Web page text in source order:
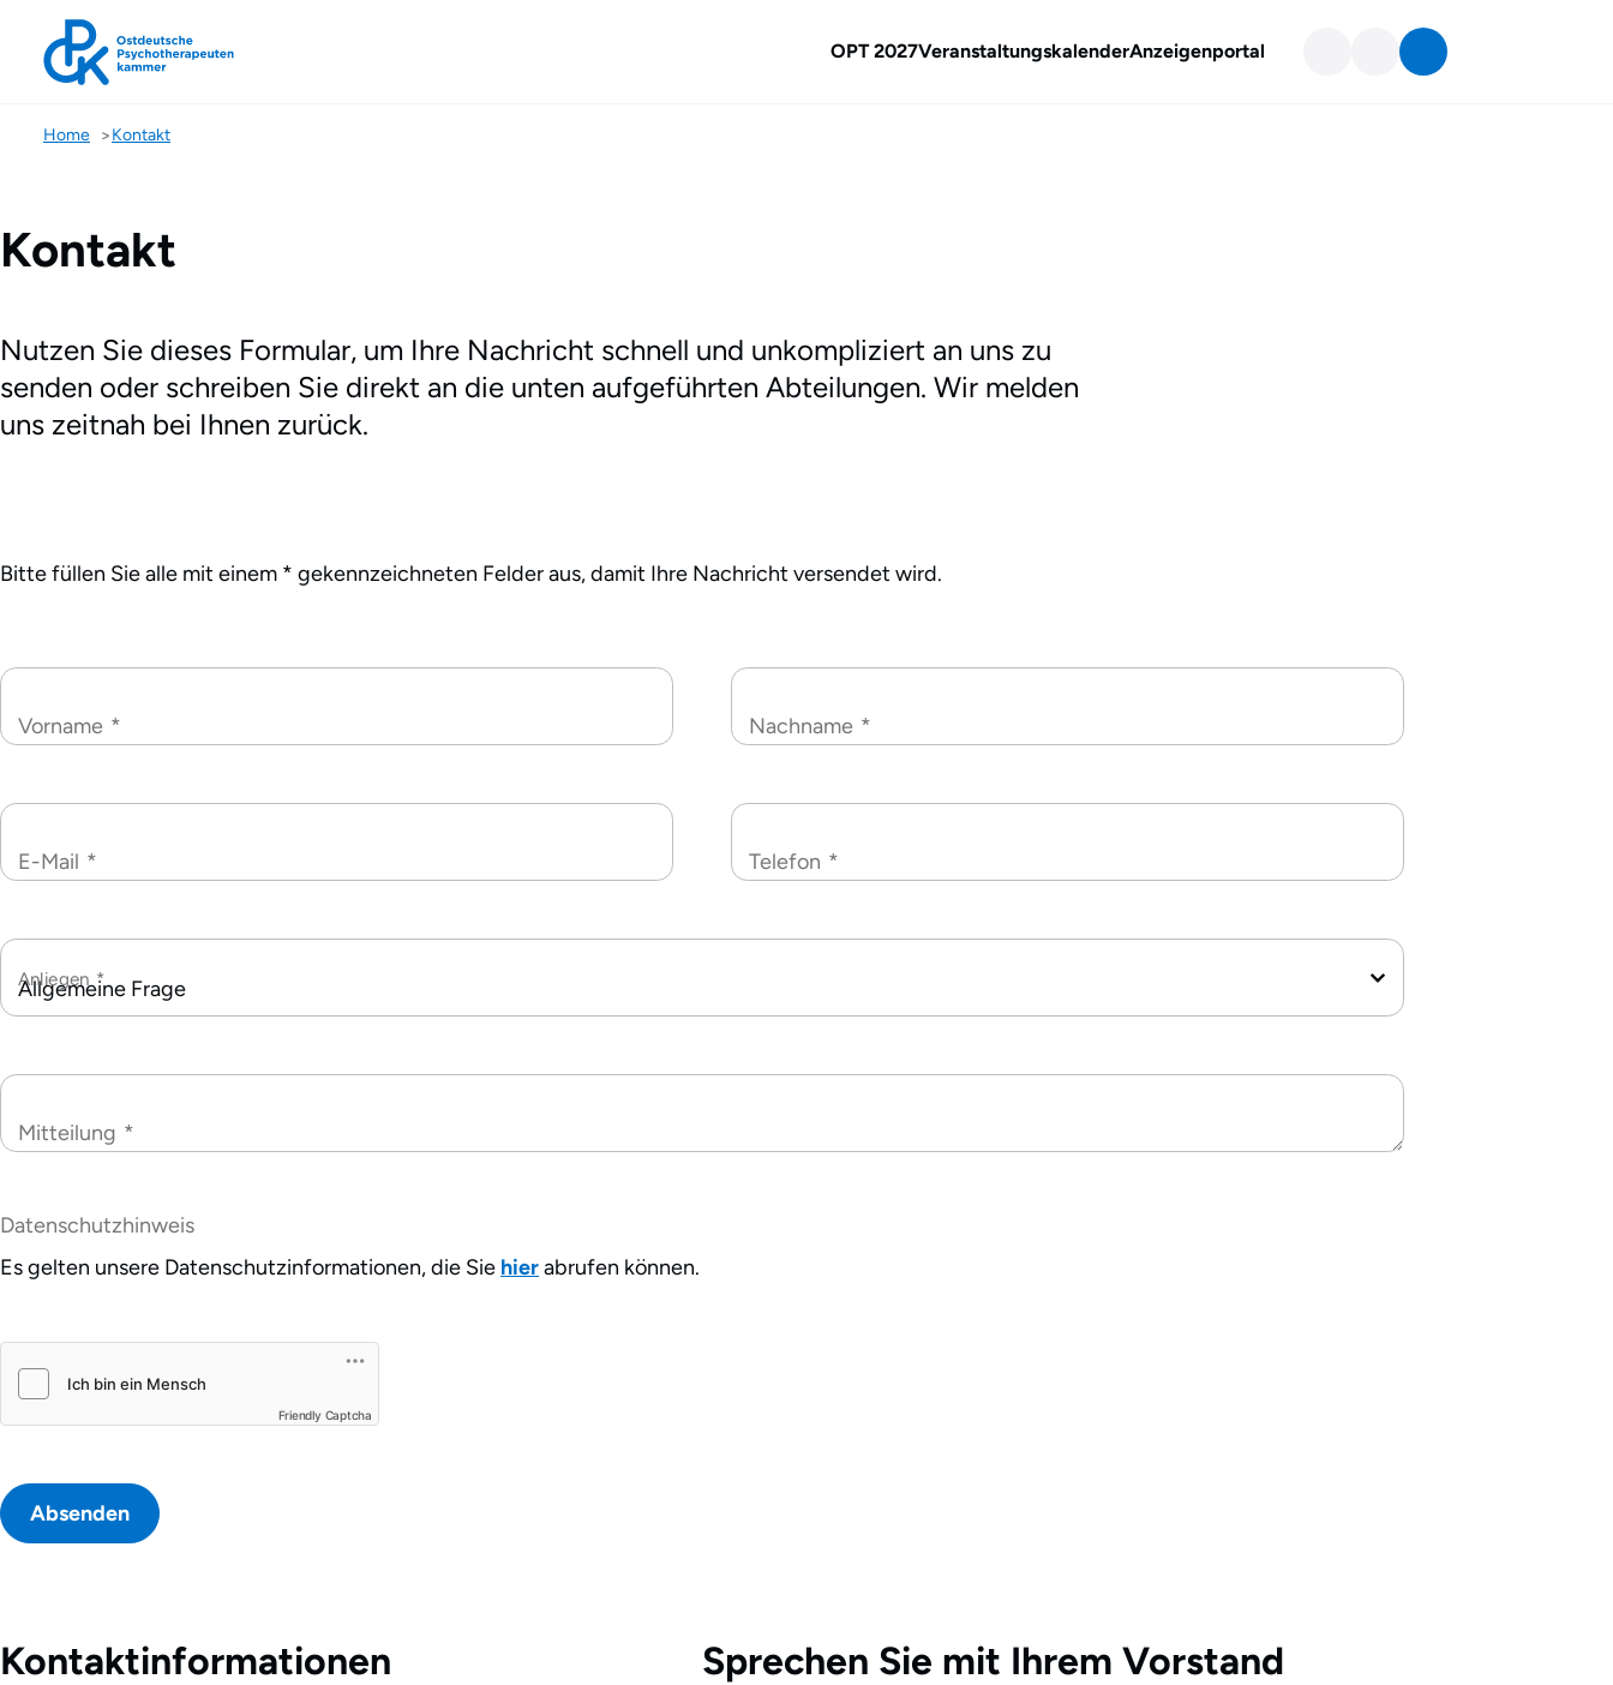
OPT 2027VeranstaltungskalenderAnzeigenportal
Kontakt
Home Kontakt
Kontakt
Nutzen Sie dieses Formular, um Ihre Nachricht schnell und unkompliziert an uns zu
senden oder schreiben Sie direkt an die unten aufgeführten Abteilungen. Wir melden
uns zeitnah bei Ihnen zurück.
Bitte füllen Sie alle mit einem * gekennzeichneten Felder aus, damit Ihre Nachricht versendet wird.
Vorname * Nachname *
E-Mail * Telefon *
Anliegen *
Mitteilung *
Datenschutzhinweis
Es gelten unsere Datenschutzinformationen, die Sie hierabrufen können.
Friendly Captcha
Absenden
Kontaktinformationen Sprechen Sie mit Ihrem Vorstand